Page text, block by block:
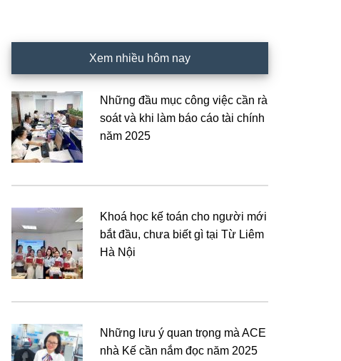
Xem nhiều hôm nay
Những đầu mục công việc cần rà
soát và khi làm báo cáo tài chính
năm 2025
Khoá học kế toán cho người mới
bắt đầu, chưa biết gì tại Từ Liêm
Hà Nội
Những lưu ý quan trọng mà ACE
nhà Kế cần nắm đọc năm 2025